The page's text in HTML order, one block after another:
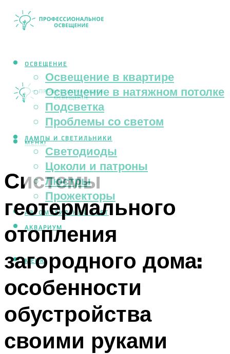
ОСВЕЩЕНИЕ
Освещение в квартире
Освещение в натяжном потолке
Подсветка
Проблемы со светом
ЛАМПЫ И СВЕТИЛЬНИКИ
Светодиоды
Цоколи и патроны
Люстры
Прожекторы
АВТОМОБИЛЬНЫЙ СВЕТ
АКВАРИУМ
МЕНЮ
МЕНЮ
Системы
геотермального
отопления
загородного дома:
особенности
обустройства
своими руками